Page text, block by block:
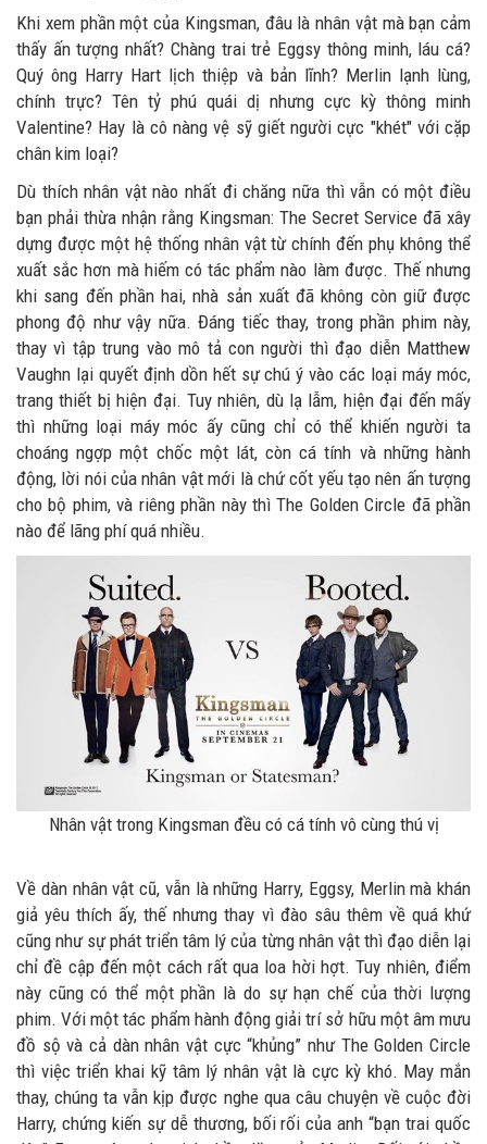
Khi xem phần một của Kingsman, đâu là nhân vật mà bạn cảm
thấy ấn tượng nhất? Chàng trai trẻ Eggsy thông minh, láu cá?
Quý ông Harry Hart lịch thiệp và bản lĩnh? Merlin lạnh lùng,
chính trực? Tên tỷ phú quái dị nhưng cực kỳ thông minh
Valentine? Hay là cô nàng vệ sỹ giết người cực "khét" với cặp
chân kim loại?
Dù thích nhân vật nào nhất đi chăng nữa thì vẫn có một điều
bạn phải thừa nhận rằng Kingsman: The Secret Service đã xây
dựng được một hệ thống nhân vật từ chính đến phụ không thể
xuất sắc hơn mà hiếm có tác phẩm nào làm được. Thế nhưng
khi sang đến phần hai, nhà sản xuất đã không còn giữ được
phong độ như vậy nữa. Đáng tiếc thay, trong phần phim này,
thay vì tập trung vào mô tả con người thì đạo diễn Matthew
Vaughn lại quyết định dồn hết sự chú ý vào các loại máy móc,
trang thiết bị hiện đại. Tuy nhiên, dù lạ lẫm, hiện đại đến mấy
thì những loại máy móc ấy cũng chỉ có thể khiến người ta
choáng ngợp một chốc một lát, còn cá tính và những hành
động, lời nói của nhân vật mới là chứ cốt yếu tạo nên ấn tượng
cho bộ phim, và riêng phần này thì The Golden Circle đã phần
nào để lãng phí quá nhiều.
Nhân vật trong Kingsman đều có cá tính vô cùng thú vị
Về dàn nhân vật cũ, vẫn là những Harry, Eggsy, Merlin mà khán
giả yêu thích ấy, thế nhưng thay vì đào sâu thêm về quá khứ
cũng như sự phát triển tâm lý của từng nhân vật thì đạo diễn lại
chỉ đề cập đến một cách rất qua loa hời hợt. Tuy nhiên, điểm
này cũng có thể một phần là do sự hạn chế của thời lượng
phim. Với một tác phẩm hành động giải trí sở hữu một âm mưu
đồ sộ và cả dàn nhân vật cực “khủng” như The Golden Circle
thì việc triển khai kỹ tâm lý nhân vật là cực kỳ khó. May mắn
thay, chúng ta vẫn kịp được nghe qua câu chuyện về cuộc đời
Harry, chứng kiến sự dễ thương, bối rối của anh “bạn trai quốc